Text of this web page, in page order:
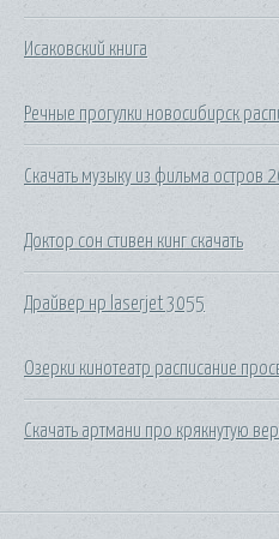
Исаковский книга
Речные прогулки новосибирск
Скачать музыку из фильма остров
Доктор сон стивен кинг скачать
Драйвер нр laserjet 3055
Озерки кинотеатр расписание
Скачать артмани про крякнутую